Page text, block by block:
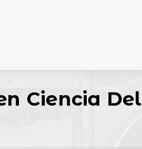
Ciencia Del